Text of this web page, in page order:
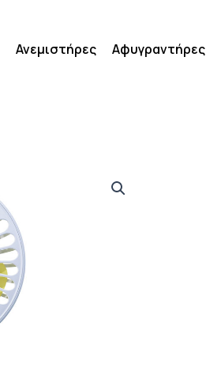
Ανεμιστήρες Αφυγραντήρες